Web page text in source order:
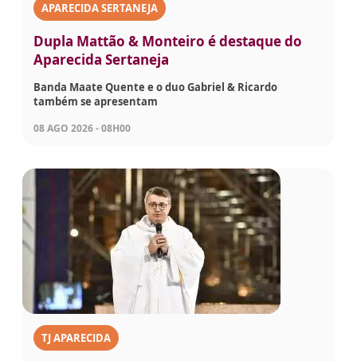
APARECIDA SERTANEJA
Dupla Mattão & Monteiro é destaque do
Aparecida Sertaneja
Banda Maate Quente e o duo Gabriel & Ricardo
também se apresentam
08 AGO 2026 - 08H00
TJ APARECIDA